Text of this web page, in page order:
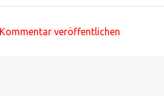
Kommentar veröffentlichen